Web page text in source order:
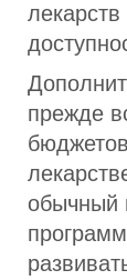
прежде
обычный